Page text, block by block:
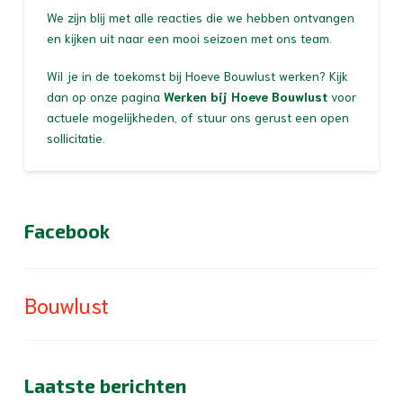
We zijn blij met alle reacties die we hebben ontvangen
en kijken uit naar een mooi seizoen met ons team.
Wil je in de toekomst bij Hoeve Bouwlust werken? Kijk
dan op onze pagina Werken bij Hoeve Bouwlustvoor
actuele mogelijkheden, of stuur ons gerust een open
sollicitatie.
Facebook
Bouwlust
Laatste berichten